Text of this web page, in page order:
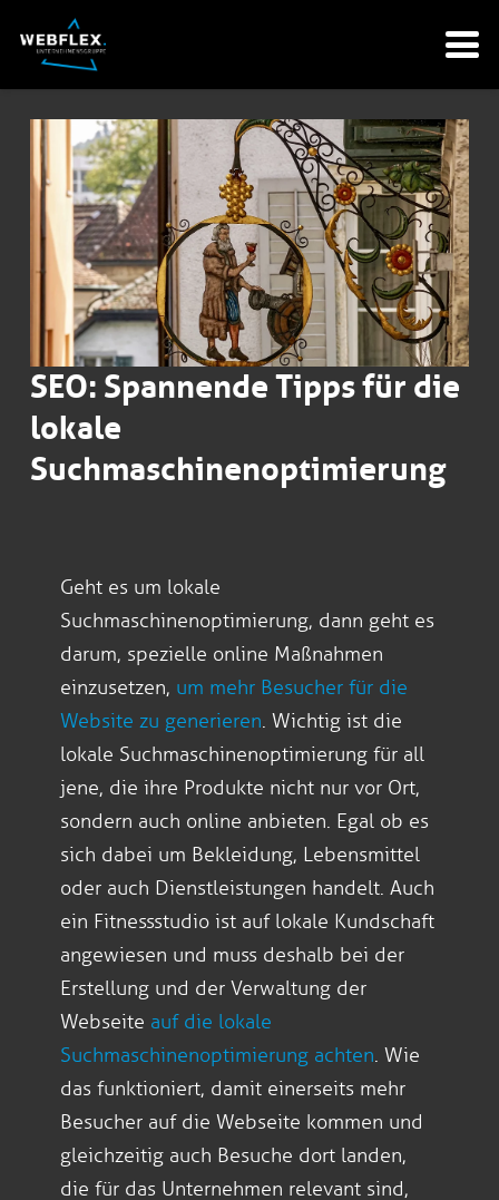
SEO: Spannende Tipps für die
lokale
Suchmaschinenoptimierung
Geht es um lokale
Suchmaschinenoptimierung, dann geht es
darum, spezielle online Maßnahmen
einzusetzen, um mehr Besucher für die
Website zu generieren. Wichtig ist die
lokale Suchmaschinenoptimierung für all
jene, die ihre Produkte nicht nur vor Ort,
sondern auch online anbieten. Egal ob es
sich dabei um Bekleidung, Lebensmittel
oder auch Dienstleistungen handelt. Auch
ein Fitnessstudio ist auf lokale Kundschaft
angewiesen und muss deshalb bei der
Erstellung und der Verwaltung der
Webseite auf die lokale
Suchmaschinenoptimierung achten. Wie
das funktioniert, damit einerseits mehr
Besucher auf die Webseite kommen und
gleichzeitig auch Besuche dort landen,
die für das Unternehmen relevant sind,